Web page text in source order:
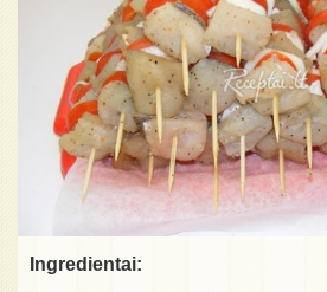
Ingredientai: